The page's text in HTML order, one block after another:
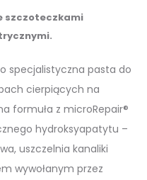
szczoteczkami
to specjalistyczna pasta do
cierpiących na
formuła z microRepair®
hydroksyapatytu –
uszczelnia kanaliki
wywołanym przez